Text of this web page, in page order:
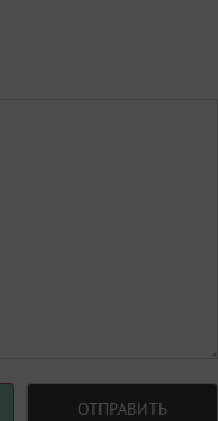
ОТПРАВИТЬ